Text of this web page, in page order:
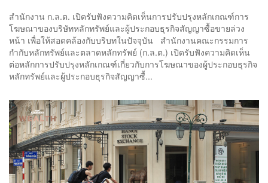
สำนักงาน ก.ล.ต. เปิดรับฟังความคิดเห็นการปรับปรุงหลักเกณฑ์การ
โฆษณาของบริษัทหลักทรัพย์และผู้ประกอบธุรกิจสัญญาซื้อขายล่วง
หน้า เพื่อให้สอดคล้องกับบริบทในปัจจุบัน สำนักงานคณะกรรมการ
กำกับหลักทรัพย์และตลาดหลักทรัพย์ (ก.ล.ต.) เปิดรับฟังความคิดเห็น
ต่อหลักการปรับปรุงหลักเกณฑ์เกี่ยวกับการโฆษณาของผู้ประกอบธุรกิจ
หลักทรัพย์และผู้ประกอบธุรกิจสัญญาซื้...